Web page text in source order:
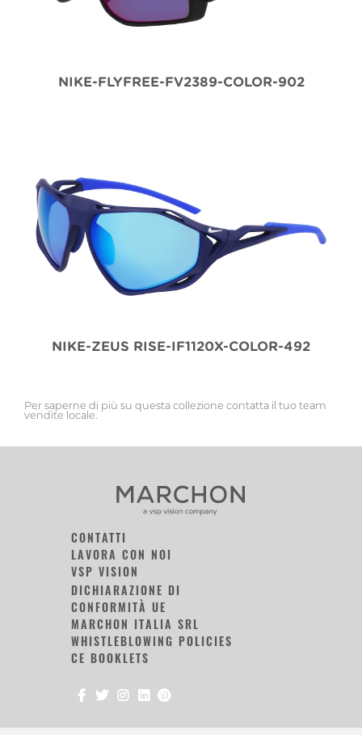
NIKE-FLYFREE-FV2389-COLOR-902
NIKE-ZEUS RISE-IF1120X-COLOR-492
Per saperne di più su questa collezione contatta il tuo team
vendite locale.
CONTATTI
LAVORA CON NOI
VSP VISION
DICHIARAZIONE DI
CONFORMITÀ UE
MARCHON ITALIA SRL
WHISTLEBLOWING POLICIES
CE BOOKLETS